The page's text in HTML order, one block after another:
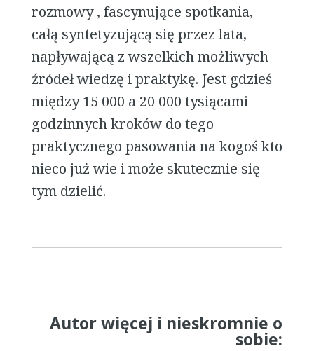
rozmowy , fascynujące spotkania,
całą syntetyzującą się przez lata,
napływającą z wszelkich możliwych
źródeł wiedzę i praktykę. Jest gdzieś
między 15 000 a 20 000 tysiącami
godzinnych kroków do tego
praktycznego pasowania na kogoś kto
nieco już wie i może skutecznie się
tym dzielić.
Autor więcej i nieskromnie o
sobie: